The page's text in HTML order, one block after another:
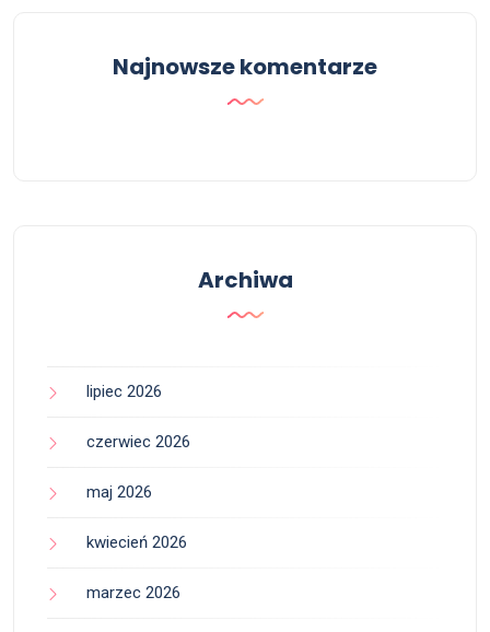
Najnowsze komentarze
Archiwa
lipiec 2026
czerwiec 2026
maj 2026
kwiecień 2026
marzec 2026